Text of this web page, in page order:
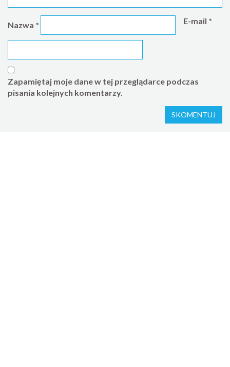
Nazwa * E-mail *
Zapamiętaj moje dane w tej przeglądarce podczas
pisania kolejnych komentarzy.